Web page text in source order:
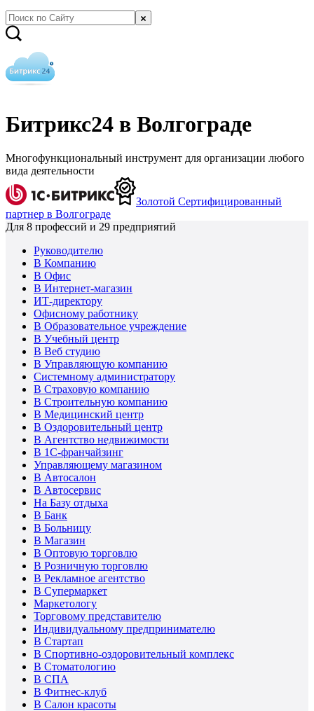
Битрикс24 в Волгограде
Многофункциональный инструмент для организации любого
вида деятельности
Золотой Сертифицированный
партнер в Волгограде
Для 8 профессий и 29 предприятий
Руководителю
В Компанию
В Офис
В Интернет-магазин
ИТ-директору
Офисному работнику
В Образовательное учреждение
В Учебный центр
В Веб студию
В Управляющую компанию
Системному администратору
В Страховую компанию
В Строительную компанию
В Медицинский центр
В Оздоровительный центр
В Агентство недвижимости
В 1С-франчайзинг
Управляющему магазином
В Автосалон
В Автосервис
На Базу отдыха
В Банк
В Больницу
В Магазин
В Оптовую торговлю
В Розничную торговлю
В Рекламное агентство
В Супермаркет
Маркетологу
Торговому представителю
Индивидуальному предпринимателю
В Стартап
В Спортивно-оздоровительный комплекс
В Стоматологию
В СПА
В Фитнес-клуб
В Салон красоты